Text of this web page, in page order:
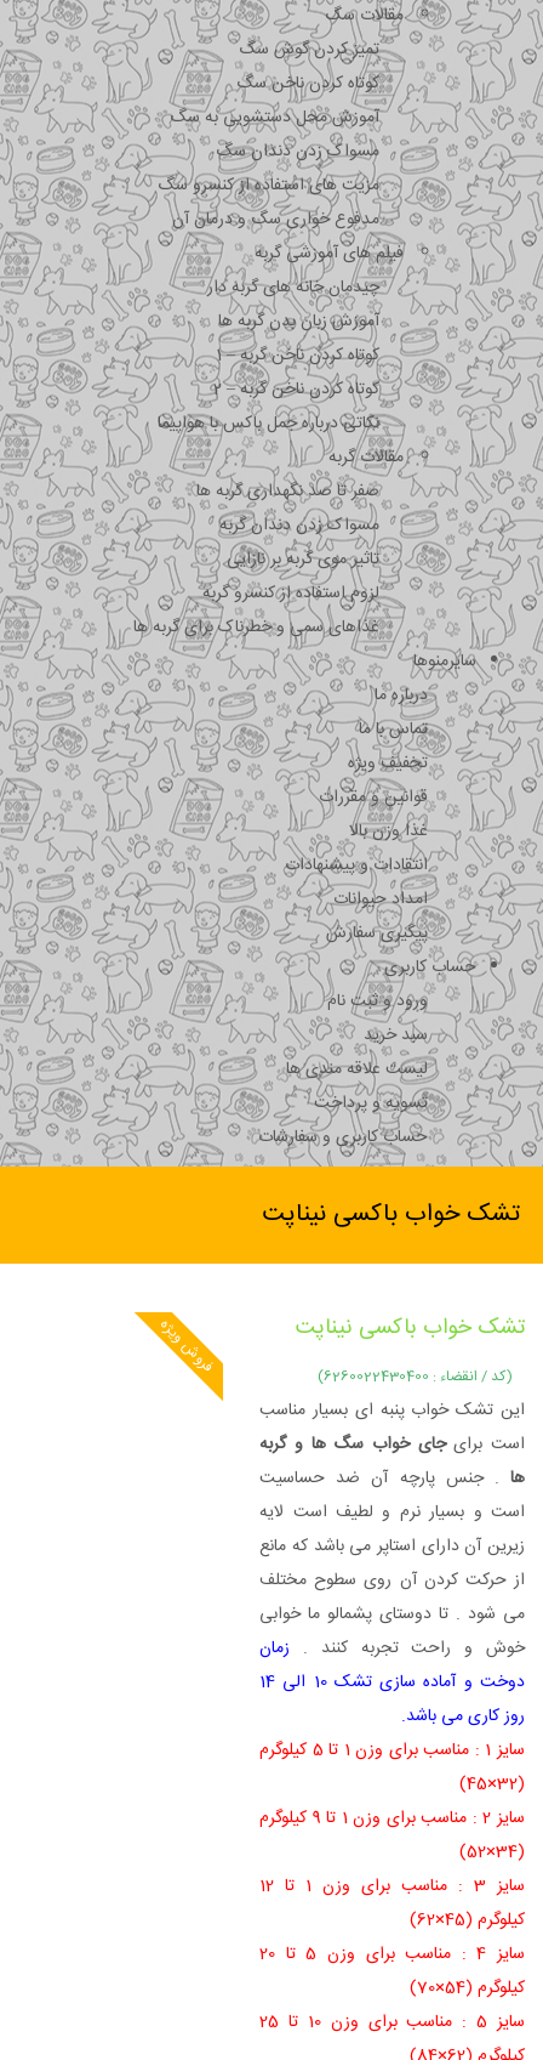
مقالات سگ
تمیز کردن گوش سگ
کوتاه کردن ناخن سگ
آموزش محل دستشویی به سگ
مسواک زدن دندان سگ
مزیت های استفاده از کنسرو سگ
مدفوع خواری سگ و درمان آن
فیلم های آموزشی گربه
چیدمان خانه های گربه دار
آموزش زبان بدن گربه ها
کوتاه کردن ناخن گربه – 1
کوتاه کردن ناخن گربه – 2
نکاتی درباره جمل باکس با هواپیما
مقالات گربه
صفر تا صد نگهداری گربه ها
مسواک زدن دندان گربه
تاثیر موی گربه بر نازایی
لزوم استفاده از کنسرو گربه
غذاهای سمی و خطرناک برای گربه ها
سایرمنوها
درباره ما
تماس با ما
تخفیف ویژه
قوانین و مقررات
غذا وزن بالا
انتقادات و پیشنهادات
امداد حیوانات
پیگیری سفارش
حساب کاربری
ورود و ثبت نام
سبد خرید
لیست علاقه مندی ها
تسویه و پرداخت
حساب کاربری و سفارشات
تشک خواب باکسی نیناپت
فروش ویژه تشک خواب باکسی نیناپت
(کد / انقضاء : 6260022430400)
این تشک خواب پنبه ای بسیار مناسب
است برایجای خواب سگ ها و گربه
ها . جنس پارچه آن ضد حساسیت
است و بسیار نرم و لطیف است لایه
زیرین آن دارای استاپر می باشد که مانع
از حرکت کردن آن روی سطوح مختلف
می شود . تا دوستای پشمالو ما خوابی
خوش و راحت تجربه کنند . زمان
دوخت و آماده سازی تشک 10 الی 14
روز کاری می باشد.
سایز 1 : مناسب برای وزن 1 تا 5 کیلوگرم
(32×45)
سایز 2 : مناسب برای وزن 1 تا 9 کیلوگرم
(34×52)
سایز 3 : مناسب برای وزن 1 تا 12
کیلوگرم (45×62)
سایز 4 : مناسب برای وزن 5 تا 20
کیلوگرم (54×70)
سایز 5 : مناسب برای وزن 10 تا 25